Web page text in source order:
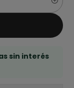
sin interés